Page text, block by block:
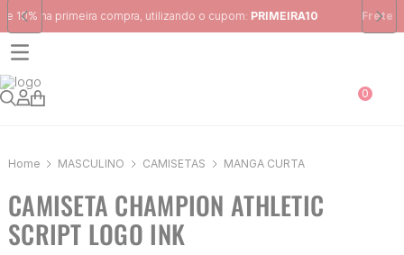
Frete Grátispara região Sudeste em pedidos acima de R$ 399,00
0
MASCULINO CAMISETAS MANGA CURTA
CAMISETA CHAMPION ATHLETIC
SCRIPT LOGO INK